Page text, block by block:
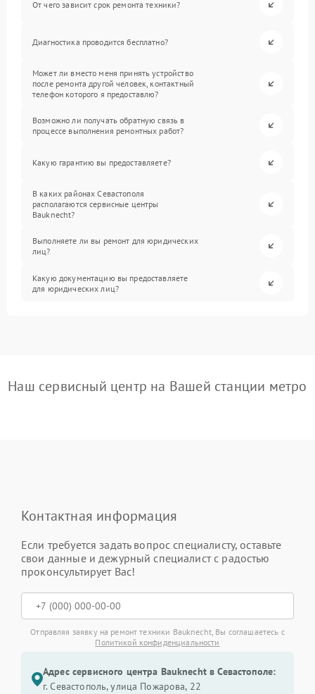
От чего зависит срок ремонта техники?
Диагностика проводится бесплатно?
Может ли вместо меня принять устройство
после ремонта другой человек, контактный
телефон которого я предоставлю?
Возможно ли получать обратную связь в
процессе выполнения ремонтных работ?
Какую гарантию вы предоставляете?
В каких районах Севастополя
располагаются сервисные центры
Bauknecht?
Выполняете ли вы ремонт для юридических
лиц?
Какую документацию вы предоставляете
для юридических лиц?
Наш сервисный центр на Вашей станции метро
Контактная информация
Если требуется задать вопрос специалисту, оставьте
свои данные и дежурный специалист с радостью
проконсультирует Вас!
Отправляя заявку на ремонт техники Bauknecht, Вы соглашаетесь с
Политикой конфиденциальности
Адрес сервисного центра Bauknecht в Севастополе:
г. Севастополь, улица Пожарова, 22